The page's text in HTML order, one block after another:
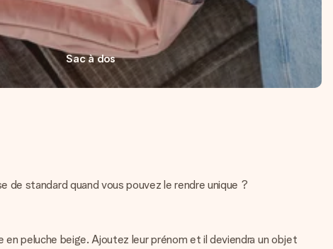
Sac à dos
de standard quand vous pouvez le rendre unique ?
peluche beige. Ajoutez leur prénom et il deviendra un objet